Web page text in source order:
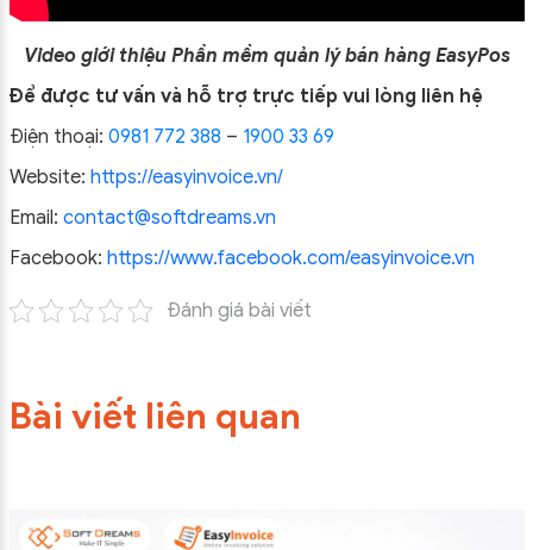
Video giới thiệu Phần mềm quản lý bán hàng EasyPos
Để được tư vấn và hỗ trợ trực tiếp vui lòng liên hệ
Điện thoại: 0981 772 388 – 1900 33 69
Website: https://easyinvoice.vn/
Email: contact@softdreams.vn
Facebook: https://www.facebook.com/easyinvoice.vn
Đánh giá bài viết
Bài viết liên quan